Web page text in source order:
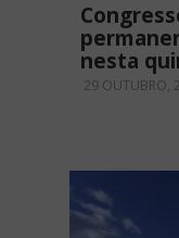
nesta
29 OUTUBRO,